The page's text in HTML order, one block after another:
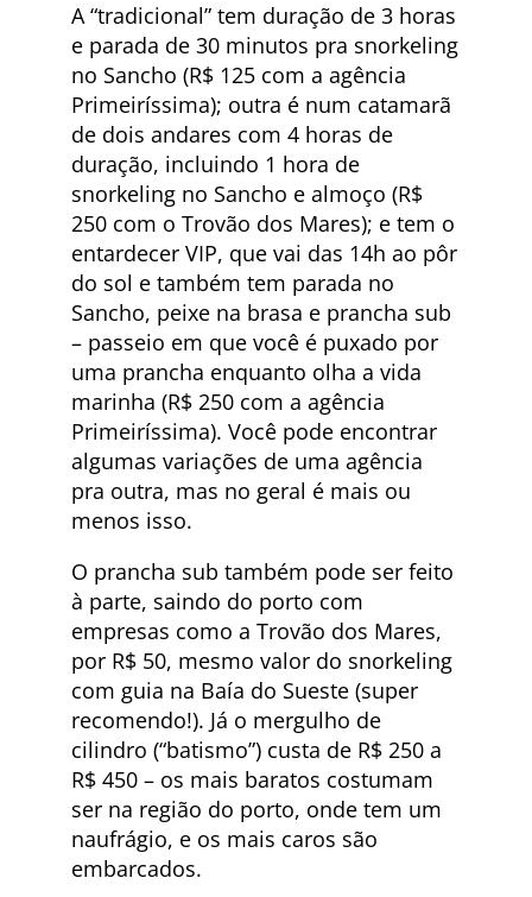
A “tradicional” tem duração de 3 horas
e parada de 30 minutos pra snorkeling
no Sancho (R$ 125 com a agência
Primeiríssima); outra é num catamarã
de dois andares com 4 horas de
duração, incluindo 1 hora de
snorkeling no Sancho e almoço (R$
250 com o Trovão dos Mares); e tem o
entardecer VIP, que vai das 14h ao pôr
do sol e também tem parada no
Sancho, peixe na brasa e prancha sub
– passeio em que você é puxado por
uma prancha enquanto olha a vida
marinha (R$ 250 com a agência
Primeiríssima). Você pode encontrar
algumas variações de uma agência
pra outra, mas no geral é mais ou
menos isso.
O prancha sub também pode ser feito
à parte, saindo do porto com
empresas como a Trovão dos Mares,
por R$ 50, mesmo valor do snorkeling
com guia na Baía do Sueste (super
recomendo!). Já o mergulho de
cilindro (“batismo”) custa de R$ 250 a
R$ 450 – os mais baratos costumam
ser na região do porto, onde tem um
naufrágio, e os mais caros são
embarcados.